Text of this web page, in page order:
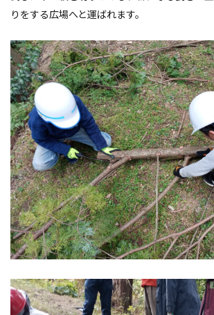
りをする広場へと運ばれます。